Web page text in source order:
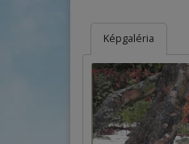
Képgaléria